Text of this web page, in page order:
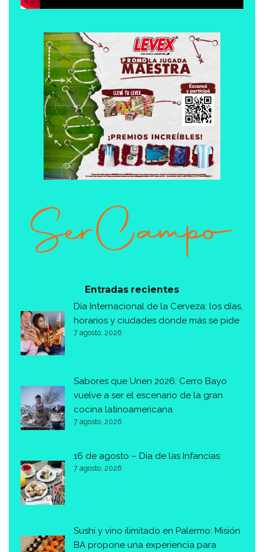
Entradas recientes
Día Internacional de la Cerveza: los días,
horarios y ciudades donde más se pide
7 agosto, 2026
Sabores que Unen 2026: Cerro Bayo
vuelve a ser el escenario de la gran
cocina latinoamericana
7 agosto, 2026
16 de agosto – Día de las Infancias
7 agosto, 2026
Sushi y vino ilimitado en Palermo: Misión
BA propone una experiencia para